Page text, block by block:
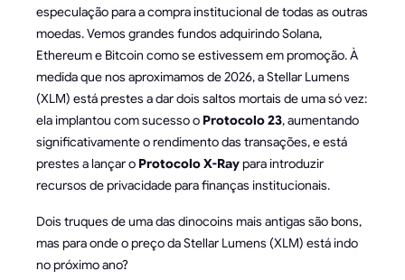
especulação para a compra institucional de todas as outras
moedas. Vemos grandes fundos adquirindo Solana,
Ethereum e Bitcoin como se estivessem em promoção. À
medida que nos aproximamos de 2026, a Stellar Lumens
(XLM) está prestes a dar dois saltos mortais de uma só vez:
ela implantou com sucesso o Protocolo 23, aumentando
significativamente o rendimento das transações, e está
prestes a lançar o Protocolo X-Raypara introduzir
recursos de privacidade para finanças institucionais.
Dois truques de uma das dinocoins mais antigas são bons,
mas para onde o preço da Stellar Lumens (XLM) está indo
no próximo ano?